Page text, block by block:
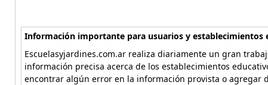
Información importante para usuarios y establecimientos
Escuelasyjardines.com.ar realiza diariamente un gran
información precisa acerca de los establecimientos
encontrar algún error en la información provista o agregar